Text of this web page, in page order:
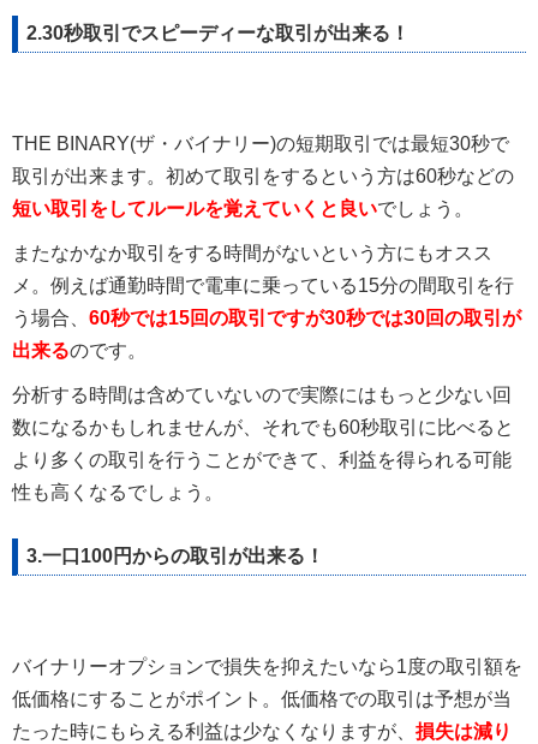
2.30秒取引でスピーディーな取引が出来る！
THE BINARY(ザ・バイナリー)の短期取引では最短30秒で
取引が出来ます。初めて取引をするという方は60秒などの
短い取引をしてルールを覚えていくと良いでしょう。
またなかなか取引をする時間がないという方にもオスス
メ。例えば通勤時間で電車に乗っている15分の間取引を行
う場合、 60秒では15回の取引ですが30秒では30回の取引が
出来るのです。
分析する時間は含めていないので実際にはもっと少ない回
数になるかもしれませんが、それでも60秒取引に比べると
より多くの取引を行うことができて、利益を得られる可能
性も高くなるでしょう。
3.一口100円からの取引が出来る！
バイナリーオプションで損失を抑えたいなら1度の取引額を
低価格にすることがポイント。低価格での取引は予想が当
たった時にもらえる利益は少なくなりますが、 損失は減り